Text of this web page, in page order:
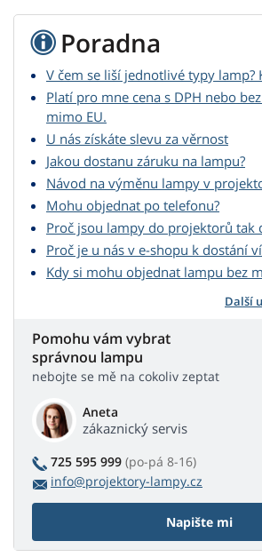
Poradna
V čem se liší jednotlivé typy lamp?
Platí pro mne cena s DPH nebo
mimo EU.
U nás získáte slevu za věrnost
Jakou dostanu záruku na lampu?
Návod na výměnu lampy v
Mohu objednat po telefonu?
Proč jsou lampy do projektorů tak
Proč je u nás v e-shopu k dostání
Kdy si mohu objednat lampu bez
Další
Pomohu vám vybrat
správnou lampu
nebojte se mě na cokoliv zeptat
Aneta
zákaznický servis
725 595 999 (po-pá 8-16)
info@projektory-lampy.cz
Napište mi